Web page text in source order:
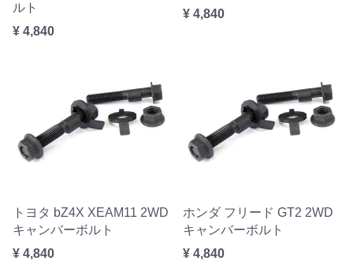
ルト
¥ 4,840
¥ 4,840
トヨタ bZ4X XEAM11 2WD
キャンバーボルト
¥ 4,840
ホンダ フリード GT2 2WD
キャンバーボルト
¥ 4,840